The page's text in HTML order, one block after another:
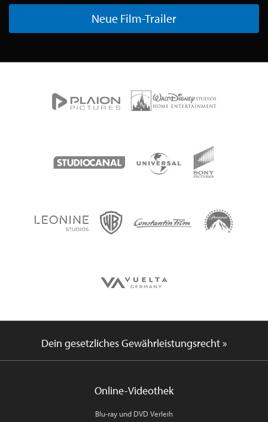
Neue Film-Trailer
Dein gesetzliches Gewährleistungsrecht »
Online-Videothek
Blu-ray und DVD Verleih